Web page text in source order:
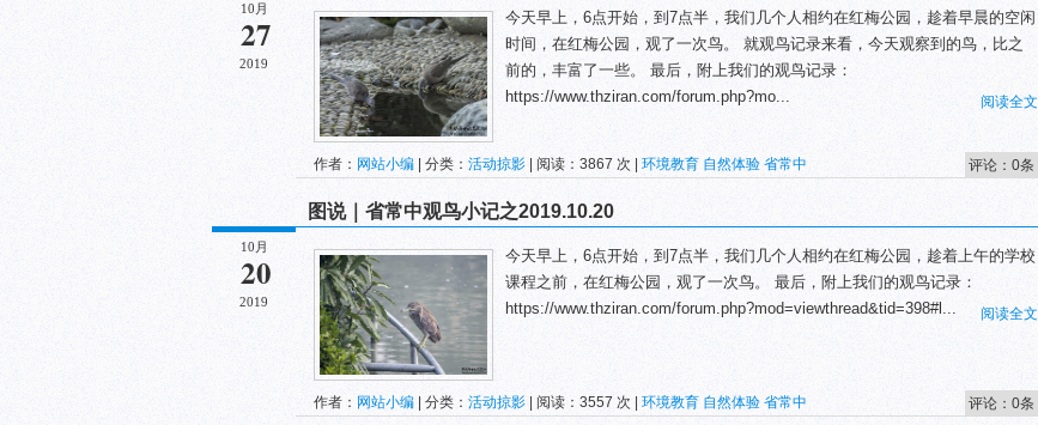
10月
27
2019
今天早上，6点开始，到7点半，我们几个人相约在红梅公园，趁着早晨的空闲
时间，在红梅公园，观了一次鸟。 就观鸟记录来看，今天观察到的鸟，比之
前的，丰富了一些。 最后，附上我们的观鸟记录：
https://www.thziran.com/forum.php?mo...
阅读全文
作者： 网站小编 | 分类： 活动掠影 | 阅读：3867 次 | 环境教育 自然体验 省常中 评论：0条
10月
20
2019
图说｜省常中观鸟小记之2019.10.20
今天早上，6点开始，到7点半，我们几个人相约在红梅公园，趁着上午的学校
课程之前，在红梅公园，观了一次鸟。 最后，附上我们的观鸟记录：
https://www.thziran.com/forum.php?mod=viewthread&tid=398#l...
阅读全文
作者： 网站小编 | 分类： 活动掠影 | 阅读：3557 次 | 环境教育 自然体验 省常中 评论：0条